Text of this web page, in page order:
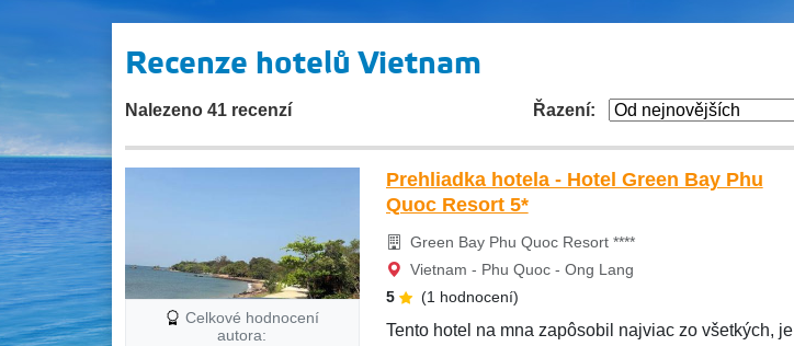
Recenze hotelů Vietnam
Nalezeno 41 recenzí Řazení:
Celkové hodnocení
autora:
Prehliadka hotela - Hotel Green Bay Phu
Quoc Resort 5*
Green Bay Phu Quoc Resort ****
Vietnam - Phu Quoc - Ong Lang
5
(1 hodnocení)
Tento hotel na mna zapôsobil najviac zo všetkých, je